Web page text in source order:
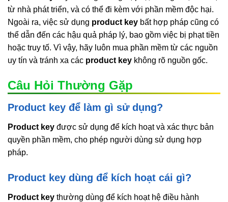
từ nhà phát triển, và có thể đi kèm với phần mềm độc hại.
Ngoài ra, việc sử dụng product key bất hợp pháp cũng có
thể dẫn đến các hậu quả pháp lý, bao gồm việc bị phạt tiền
hoặc truy tố. Vì vậy, hãy luôn mua phần mềm từ các nguồn
uy tín và tránh xa các product key không rõ nguồn gốc.
Câu Hỏi Thường Gặp
Product key để làm gì sử dụng?
Product key được sử dụng để kích hoạt và xác thực bản
quyền phần mềm, cho phép người dùng sử dụng hợp
pháp.
Product key dùng để kích hoạt cái gì?
Product key thường dùng để kích hoạt hệ điều hành